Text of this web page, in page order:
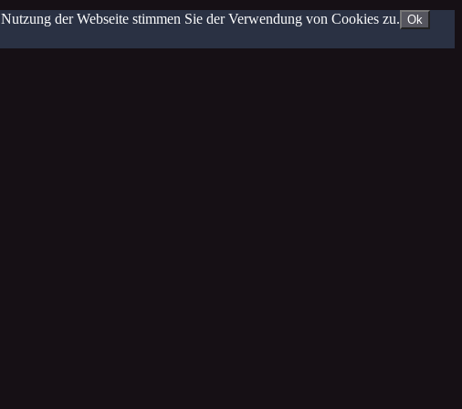
der Webseite stimmen Sie der Verwendung von Cookies zu. Ok